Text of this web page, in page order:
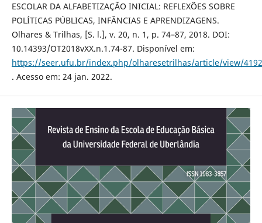
ESCOLAR DA ALFABETIZAÇÃO INICIAL: REFLEXÕES SOBRE
POLÍTICAS PÚBLICAS, INFÂNCIAS E APRENDIZAGENS.
Olhares & Trilhas, [S. l.], v. 20, n. 1, p. 74–87, 2018. DOI:
10.14393/OT2018vXX.n.1.74-87. Disponível em:
https://seer.ufu.br/index.php/olharesetrilhas/article/view/
. Acesso em: 24 jan. 2022.